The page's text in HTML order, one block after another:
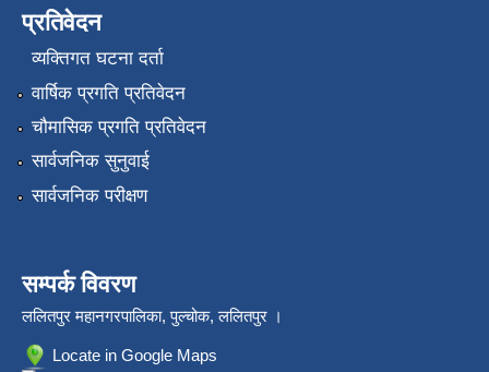
प्रतिवेदन
व्यक्तिगत घटना दर्ता
वार्षिक प्रगति प्रतिवेदन
चौमासिक प्रगति प्रतिवेदन
सार्वजनिक सुनुवाई
सार्वजनिक परीक्षण
सम्पर्क विवरण
ललितपुर महानगरपालिका, पुल्चोक, ललितपुर ।
Locate in Google Maps